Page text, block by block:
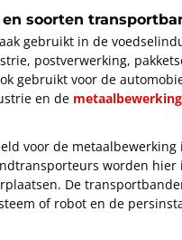
soorten
gebruikt in de
postverwerking,
gebruikt voor de
en de metaalbewerking
voor de
worden
De
of robot en de